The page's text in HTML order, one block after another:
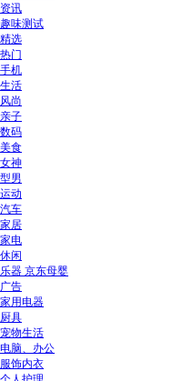
资讯
趣味测试
精选
热门
手机
生活
风尚
亲子
数码
美食
女神
型男
运动
汽车
家居
家电
休闲
乐器 京东母婴
广告
家用电器
厨具
宠物生活
电脑、办公
服饰内衣